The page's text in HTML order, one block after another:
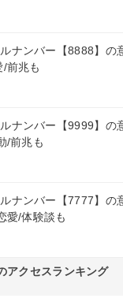
ナンバー【8888】の
/前兆も
ナンバー【9999】の
/前兆も
ナンバー【7777】の
愛/体験談も
アクセスランキング